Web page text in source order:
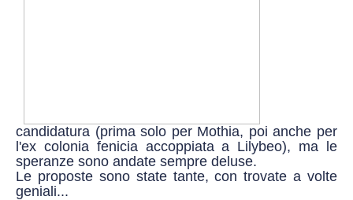
candidatura (prima solo per Mothia, poi anche per
l'ex colonia fenicia accoppiata a Lilybeo), ma le
speranze sono andate sempre deluse.
Le proposte sono state tante, con trovate a volte
geniali...